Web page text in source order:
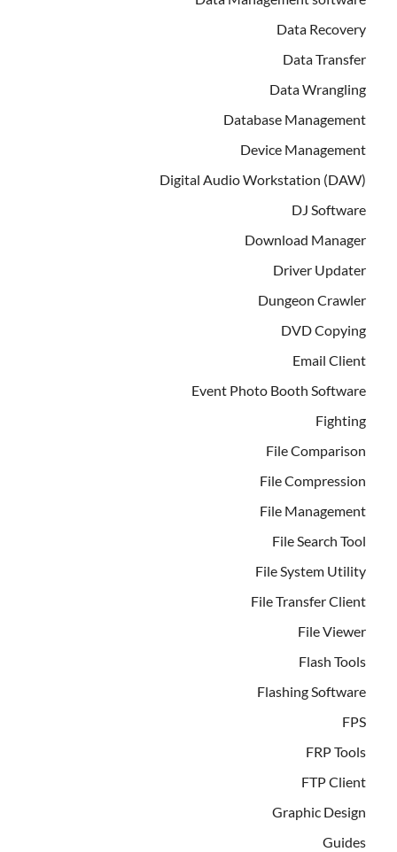
Data Recovery
Data Transfer
Data Wrangling
Database Management
Device Management
Digital Audio Workstation (DAW)
DJ Software
Download Manager
Driver Updater
Dungeon Crawler
DVD Copying
Email Client
Event Photo Booth Software
Fighting
File Comparison
File Compression
File Management
File Search Tool
File System Utility
File Transfer Client
File Viewer
Flash Tools
Flashing Software
FPS
FRP Tools
FTP Client
Graphic Design
Guides